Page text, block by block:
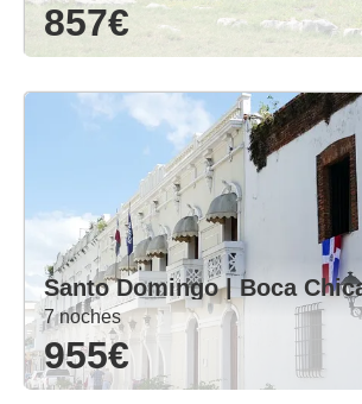
857€
Santo Domingo | Boca
7 noches
955€